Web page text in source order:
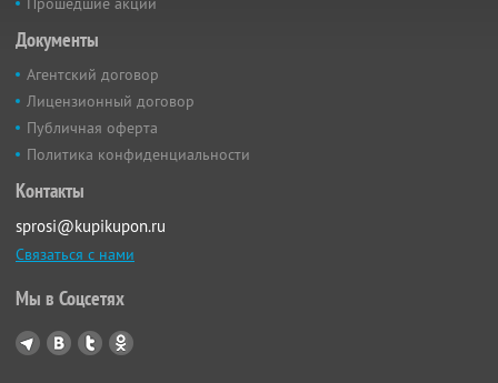
Документы
Агентский договор
Лицензионный договор
Публичная оферта
Политика конфиденциальности
Контакты
sprosi@kupikupon.ru
Связаться с нами
Мы в Соцсетях